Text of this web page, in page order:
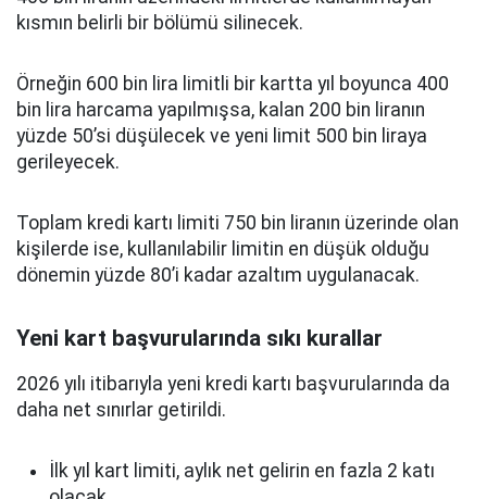
kısmın belirli bir bölümü silinecek.
Örneğin 600 bin lira limitli bir kartta yıl boyunca 400
bin lira harcama yapılmışsa, kalan 200 bin liranın
yüzde 50’si düşülecek ve yeni limit 500 bin liraya
gerileyecek.
Toplam kredi kartı limiti 750 bin liranın üzerinde olan
kişilerde ise, kullanılabilir limitin en düşük olduğu
dönemin yüzde 80’i kadar azaltım uygulanacak.
Yeni kart başvurularında sıkı kurallar
2026 yılı itibarıyla yeni kredi kartı başvurularında da
daha net sınırlar getirildi.
İlk yıl kart limiti, aylık net gelirin en fazla 2 katı